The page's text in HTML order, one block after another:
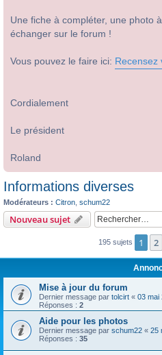
Une fiche à compléter, une photo
échanger sur le forum !
Vous pouvez le faire ici: Recensez
Cordialement
Le président
Roland
Informations diverses
Modérateurs : Citron schum22
Nouveau sujet
195 sujets 1 2
Mise à jour du forum
Dernier message par tolcirt « 03 mai
Réponses : 2
Aide pour les photos
Dernier message par schum22 « 25
Réponses : 35